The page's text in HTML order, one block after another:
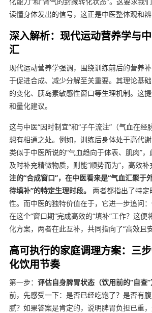
读懂身体发出的信号，这正是中医整体观和辨
深入解析：现代运动营养学与
汇
现代运动营养学强调，围绕训练前后的营养
于促进合成、减少分解至关重要。其理论基
的变化、胰岛素敏感性窗口等生理机制。这
和量化建议。
这与中医“因时制宜”和“子午流注”（气血在
想有相通之处。例如，训练后身体处于高代谢
类似于中医所说的“气血趋向于体表、肌肉”，
及时补充精微物质，则能“顺势而为”，高效补
注的“合成窗口”，在中医看来是“气血汇聚于
待填补”的特定生理时段。
两者都指出了特
性。而中医的独特价值在于，它进一步追问
在这个“窗口期”完成高效的“填补”工作？这
化方案，两者在此互补，共同指向了“高效且
高可执行的家庭调理方案：三
化饮用节奏
第一步： 评估自身脾胃状态（饮用前的“自查”
前，先感受一下：是否已经吃饱了？是否有
腻？如果答案是肯定的，说明脾胃负担已重，